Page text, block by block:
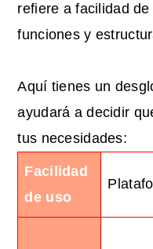
refiere a facilidad
funciones y
Aquí tienes un
ayudará a decidir
tus necesidades:
Facilidad
de uso